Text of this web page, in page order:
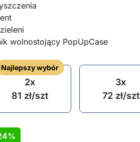
wolnostojący PopUpCase
Najlepszy wybór
2x
81 zł/szt
3x
72 zł/szt